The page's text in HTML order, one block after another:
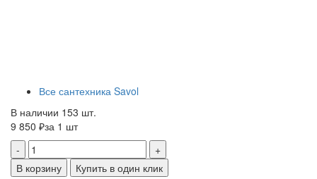
Все сантехника Savol
В наличии 153 шт.
9 850 ₽за 1 шт
-
+
В корзину
Купить в один клик